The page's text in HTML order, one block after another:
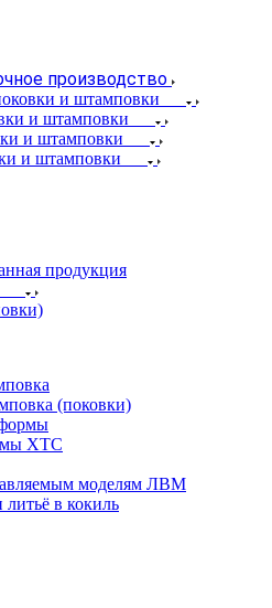
производство
и штамповки
и штамповки
и штамповки
и штамповки
продукция
(поковки)
ХТС
моделям ЛВМ
в кокиль